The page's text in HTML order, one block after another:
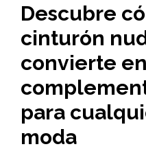
Descubre
cinturón
convierte
para
moda